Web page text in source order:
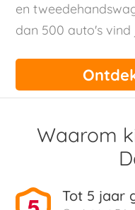
en
dan 500 auto's
Waarom
Tot 5 jaar